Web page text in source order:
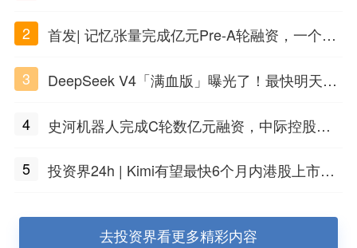
2
首发| 记忆张量完成亿元Pre-A轮融资，一个上
3
DeepSeek V4「满血版」曝光了！最快明天发
4
史河机器人完成C轮数亿元融资，中际控股领
5
投资界24h | Kimi有望最快6个月内港股上市；
去投资界看更多精彩内容